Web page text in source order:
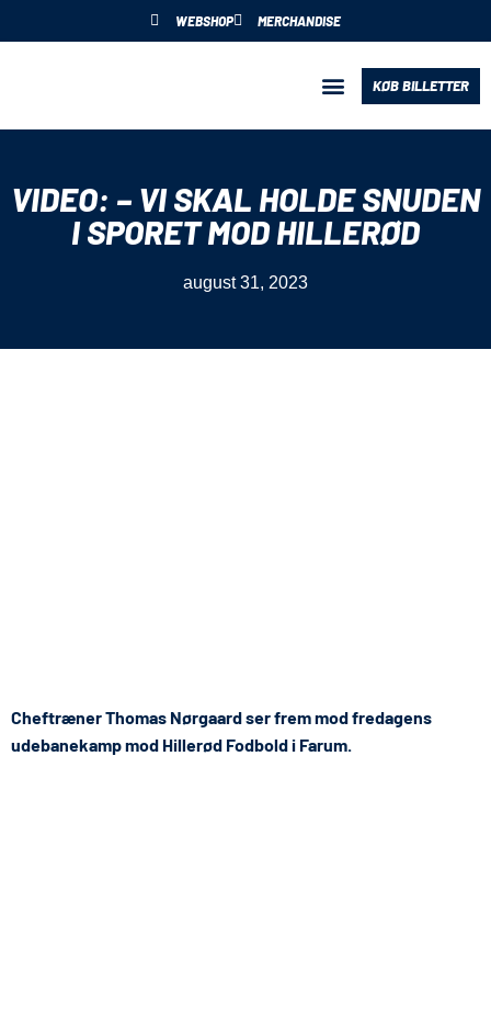
WEBSHOP MERCHANDISE
KØB BILLETTER
VIDEO: – VI SKAL HOLDE SNUDEN
I SPORET MOD HILLERØD
august 31, 2023
Cheftræner Thomas Nørgaard ser frem mod fredagens
udebanekamp mod Hillerød Fodbold i Farum.